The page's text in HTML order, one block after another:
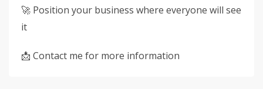
🚀 Position your business where everyone will see
it
📩 Contact me for more information